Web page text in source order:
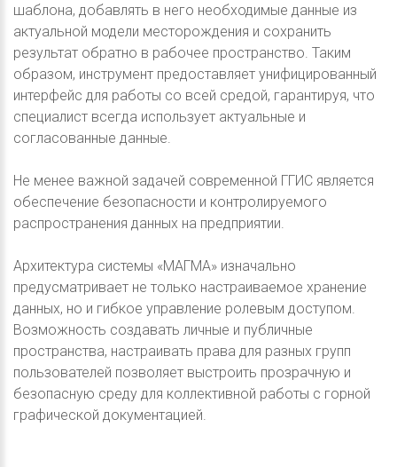
шаблона, добавлять в него необходимые данные из
актуальной модели месторождения и сохранить
результат обратно в рабочее пространство. Таким
образом, инструмент предоставляет унифицированный
интерфейс для работы со всей средой, гарантируя, что
специалист всегда использует актуальные и
согласованные данные.
Не менее важной задачей современной ГГИС является
обеспечение безопасности и контролируемого
распространения данных на предприятии.
Архитектура системы «МАГМА» изначально
предусматривает не только настраиваемое хранение
данных, но и гибкое управление ролевым доступом.
Возможность создавать личные и публичные
пространства, настраивать права для разных групп
пользователей позволяет выстроить прозрачную и
безопасную среду для коллективной работы с горной
графической документацией.